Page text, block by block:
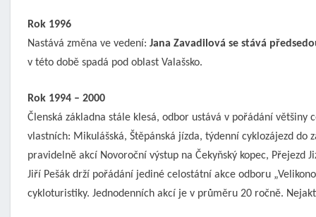
Rok 1996
Nastává změna ve vedení: Jana Zavadilová se stává
v této době spadá pod oblast Valašsko.
Rok 1994 – 2000
Členská základna stále klesá, odbor ustává v pořádání
vlastních: Mikulášská, Štěpánská jízda, týdenní cyklozájezd do
pravidelně akcí Novoroční výstup na Čekyňský kopec, Přejezd
Jiří Pešák drží pořádání jediné celostátní akce odboru
cykloturistiky. Jednodenních akcí je v průměru 20 ročně.